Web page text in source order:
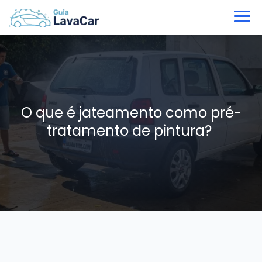
O que é jateamento como pré-
tratamento de pintura?